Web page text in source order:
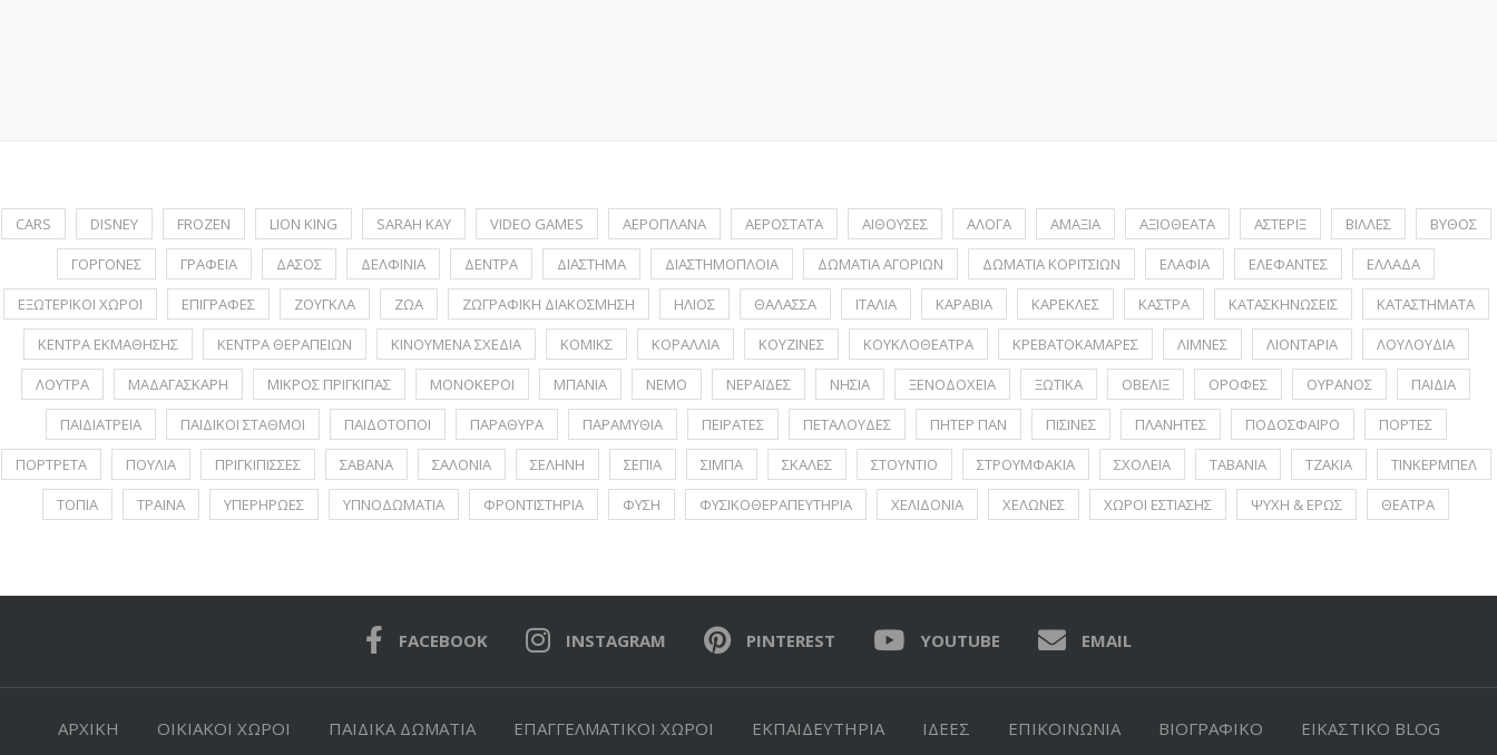
CARS DISNEY FROZEN LION KING SARAH KAY VIDEO GAMES ΑΕΡΟΠΛΑΝΑ ΑΕΡΟΣΤΑΤΑ ΑΙΘΟΥΣΕΣ ΑΛΟΓΑ ΑΜΑΞΙΑ ΑΞΙΟΘΕΑΤΑ ΑΣΤΕΡΙΞ ΒΙΛΛΕΣ
ΒΥΘΟΣ
ΓΟΡΓΟΝΕΣ
ΓΡΑΦΕΙΑ ΔΑΣΟΣ ΔΕΛΦΙΝΙΑ ΔΕΝΤΡΑ ΔΙΑΣΤΗΜΑ ΔΙΑΣΤΗΜΟΠΛΟΙΑ ΔΩΜΑΤΙΑ ΑΓΟΡΙΩΝ ΔΩΜΑΤΙΑ ΚΟΡΙΤΣΙΩΝ ΕΛΑΦΙΑ ΕΛΕΦΑΝΤΕΣ
ΕΛΛΑΔΑ
ΕΞΩΤΕΡΙΚΟΙ ΧΩΡΟΙ
ΕΠΙΓΡΑΦΕΣ ΖΟΥΓΚΛΑ ΖΩΑ ΖΩΓΡΑΦΙΚΗ ΔΙΑΚΟΣΜΗΣΗ ΗΛΙΟΣ ΘΑΛΑΣΣΑ ΙΤΑΛΙΑ ΚΑΡΑΒΙΑ ΚΑΡΕΚΛΕΣ ΚΑΣΤΡΑ ΚΑΤΑΣΚΗΝΩΣΕΙΣ
ΚΑΤΑΣΤΗΜΑΤΑ
ΚΕΝΤΡΑ ΕΚΜΑΘΗΣΗΣ
ΚΕΝΤΡΑ ΘΕΡΑΠΕΙΩΝ ΚΙΝΟΥΜΕΝΑ ΣΧΕΔΙΑ ΚΟΜΙΚΣ ΚΟΡΑΛΛΙΑ ΚΟΥΖΙΝΕΣ ΚΟΥΚΛΟΘΕΑΤΡΑ ΚΡΕΒΑΤΟΚΑΜΑΡΕΣ ΛΙΜΝΕΣ ΛΙΟΝΤΑΡΙΑ
ΛΟΥΛΟΥΔΙΑ
ΛΟΥΤΡΑ
ΜΑΔΑΓΑΣΚΑΡΗ ΜΙΚΡΟΣ ΠΡΙΓΚΙΠΑΣ ΜΟΝΟΚΕΡΟΙ ΜΠΑΝΙΑ ΝΕΜΟ ΝΕΡΑΪΔΕΣ ΝΗΣΙΑ ΞΕΝΟΔΟΧΕΙΑ ΞΩΤΙΚΑ ΟΒΕΛΙΞ ΟΡΟΦΕΣ ΟΥΡΑΝΟΣ
ΠΑΙΔΙΑ
ΠΑΙΔΙΑΤΡΕΙΑ
ΠΑΙΔΙΚΟΙ ΣΤΑΘΜΟΙ ΠΑΙΔΟΤΟΠΟΙ ΠΑΡΑΘΥΡΑ ΠΑΡΑΜΥΘΙΑ ΠΕΙΡΑΤΕΣ ΠΕΤΑΛΟΥΔΕΣ ΠΗΤΕΡ ΠΑΝ ΠΙΣΙΝΕΣ ΠΛΑΝΗΤΕΣ ΠΟΔΟΣΦΑΙΡΟ
ΠΟΡΤΕΣ
ΠΟΡΤΡΕΤA
ΠΟΥΛΙΑ ΠΡΙΓΚΙΠΙΣΣΕΣ ΣΑΒΑΝΑ ΣΑΛΟΝΙΑ ΣΕΛΗΝΗ ΣΕΠΙΑ ΣΙΜΠΑ ΣΚΑΛΕΣ ΣΤΟΥΝΤΙΟ ΣΤΡΟΥΜΦΑΚΙΑ ΣΧΟΛΕΙΑ ΤΑΒΑΝΙΑ ΤΖΑΚΙΑ
ΤΙΝΚΕΡΜΠΕΛ
ΤΟΠΙΑ
ΤΡΑΙΝΑ ΥΠΕΡΗΡΩΕΣ ΥΠΝΟΔΩΜΑΤΙΑ ΦΡΟΝΤΙΣΤΗΡΙΑ ΦΥΣΗ ΦΥΣΙΚΟΘΕΡΑΠΕΥΤΗΡΙΑ ΧΕΛΙΔΟΝΙΑ ΧΕΛΩΝΕΣ ΧΩΡΟΙ ΕΣΤΙΑΣΗΣ ΨΥΧΗ & ΕΡΩΣ ΘΕΑΤΡΑ
FACEBOOK INSTAGRAM PINTEREST YOUTUBE EMAIL
ΑΡΧΙΚΗ ΟΙΚΙΑΚΟΙ ΧΩΡΟΙ ΠΑΙΔΙΚΑ ΔΩΜΑΤΙΑ ΕΠΑΓΓΕΛΜΑΤΙΚΟΙ ΧΩΡΟΙ ΕΚΠΑΙΔΕΥΤΗΡΙΑ ΙΔΕΕΣ ΕΠΙΚΟΙΝΩΝΙΑ ΒΙΟΓΡΑΦΙΚΟ ΕΙΚΑΣΤΙΚΟ BLOG